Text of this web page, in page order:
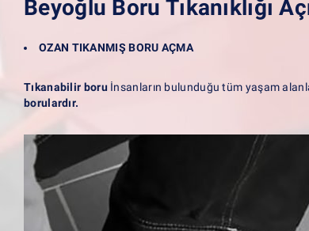
Beyoğlu Boru Tıkanıklığı
OZAN TIKANMIŞ BORU AÇMA
Tıkanabilir boruİnsanların bulunduğu tüm yaşam
borulardır.